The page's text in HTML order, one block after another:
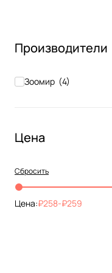
Производители
Зоомир (4)
Цена
Сбросить
Цена: 258- 259